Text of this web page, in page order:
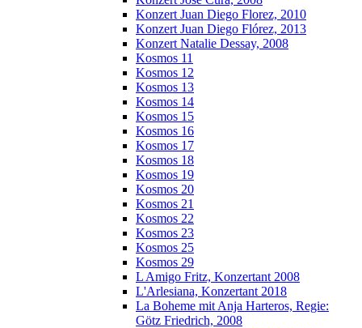
Konzert Juan Diego Florez, 2010
Konzert Juan Diego Flórez, 2013
Konzert Natalie Dessay, 2008
Kosmos 11
Kosmos 12
Kosmos 13
Kosmos 14
Kosmos 15
Kosmos 16
Kosmos 17
Kosmos 18
Kosmos 19
Kosmos 20
Kosmos 21
Kosmos 22
Kosmos 23
Kosmos 25
Kosmos 29
L Amigo Fritz, Konzertant 2008
L'Arlesiana, Konzertant 2018
La Boheme mit Anja Harteros, Regie:
Götz Friedrich, 2008